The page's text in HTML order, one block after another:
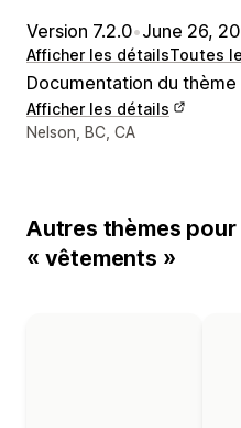
Version 7.2.0•June 26,
Afficher les détailsToutes
Documentation du thème
Afficher les détails
Coordonnées du
Nelson, BC, CA
Autres thèmes pour
« vêtements »